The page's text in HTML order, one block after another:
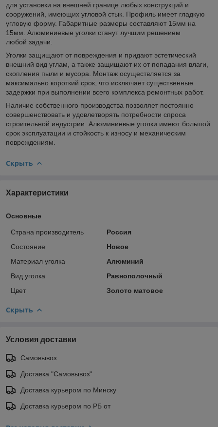
для установки на внешней границе любых конструкций и
сооружений, имеющих угловой стык. Профиль имеет гладкую
угловую форму. Габаритные размеры составляют 15мм на
15мм. Алюминиевые уголки станут лучшим решением
любой задачи.
Уголки защищают от повреждения и придают эстетический
внешний вид углам, а также защищают их от попадания влаги,
скопления пыли и мусора. Монтаж осуществляется за
максимально короткий срок, что исключает существенные
задержки при выполнении всего комплекса ремонтных работ.
Наличие собственного производства позволяет постоянно
совершенствовать и удовлетворять потребности спроса
строительной индустрии. Алюминиевые уголки имеют большой
срок эксплуатации и стойкость к износу и механическим
повреждениям.
Скрыть
Характеристики
Основные
Страна производитель
Россия
Состояние
Новое
Материал уголка
Алюминий
Вид уголка
Равнополочный
Цвет
Золото матовое
Скрыть
Условия доставки
Самовывоз
Доставка "Самовывоз"
Доставка курьером по Минску
Доставка курьером по РБ от